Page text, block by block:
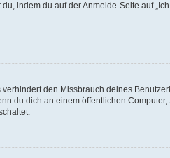
indem du auf der Anmelde-Seite auf
den Missbrauch deines
du dich an einem öffentlichen